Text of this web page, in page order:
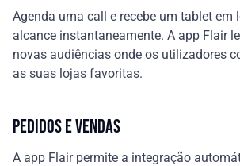
Agenda uma call e recebe um tablet em
alcance instantaneamente. A app Flair
novas audiências onde os utilizadores
as suas lojas favoritas.
PEDIDOS E VENDAS
A app Flair permite a integração